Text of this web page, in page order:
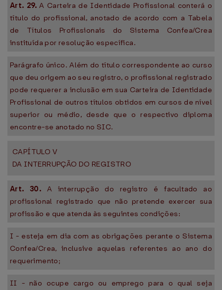
Art. 29.A Carteira de Identidade Profissional conterá o
título do profissional, anotado de acordo com a Tabela
de Títulos Profissionais do Sistema Confea/Crea
instituída por resolução específica.
Parágrafo único. Além do título correspondente ao curso
que deu origem ao seu registro, o profissional registrado
pode requerer a inclusão em sua Carteira de Identidade
Profissional de outros títulos obtidos em cursos de nível
superior ou médio, desde que o respectivo diploma
encontre-se anotado no SIC.
CAPÍTULO V
DA INTERRUPÇÃO DO REGISTRO
Art. 30. A interrupção do registro é facultado ao
profissional registrado que não pretende exercer sua
profissão e que atenda às seguintes condições:
I - esteja em dia com as obrigações perante o Sistema
Confea/Crea, inclusive aquelas referentes ao ano do
requerimento;
II - não ocupe cargo ou emprego para o qual seja